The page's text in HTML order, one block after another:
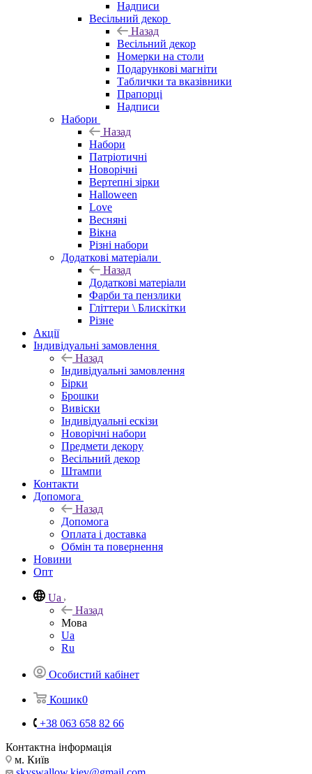
Надписи
Весільний декор
Назад
Весільний декор
Номерки на столи
Подарункові магніти
Таблички та вказівники
Прапорці
Надписи
Набори
Назад
Набори
Патріотичні
Новорічні
Вертепні зірки
Halloween
Love
Весняні
Вікна
Різні набори
Додаткові матеріали
Назад
Додаткові матеріали
Фарби та пензлики
Гліттери \ Блискітки
Різне
Акції
Індивідуальні замовлення
Назад
Індивідуальні замовлення
Бірки
Брошки
Вивіски
Індивідуальні ескізи
Новорічні набори
Предмети декору
Весільний декор
Штампи
Контакти
Допомога
Назад
Допомога
Оплата і доставка
Обмін та повернення
Новини
Опт
Ua
Назад
Мова
Ua
Ru
Особистий кабінет
Кошик0
+38 063 658 82 66
Контактна інформація
м. Київ